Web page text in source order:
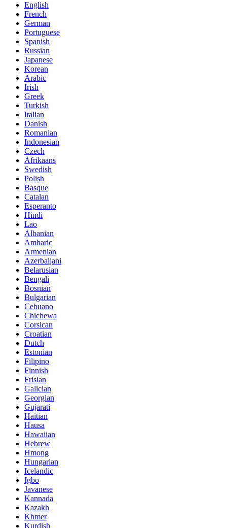
English
French
German
Portuguese
Spanish
Russian
Japanese
Korean
Arabic
Irish
Greek
Turkish
Italian
Danish
Romanian
Indonesian
Czech
Afrikaans
Swedish
Polish
Basque
Catalan
Esperanto
Hindi
Lao
Albanian
Amharic
Armenian
Azerbaijani
Belarusian
Bengali
Bosnian
Bulgarian
Cebuano
Chichewa
Corsican
Croatian
Dutch
Estonian
Filipino
Finnish
Frisian
Galician
Georgian
Gujarati
Haitian
Hausa
Hawaiian
Hebrew
Hmong
Hungarian
Icelandic
Igbo
Javanese
Kannada
Kazakh
Khmer
Kurdish